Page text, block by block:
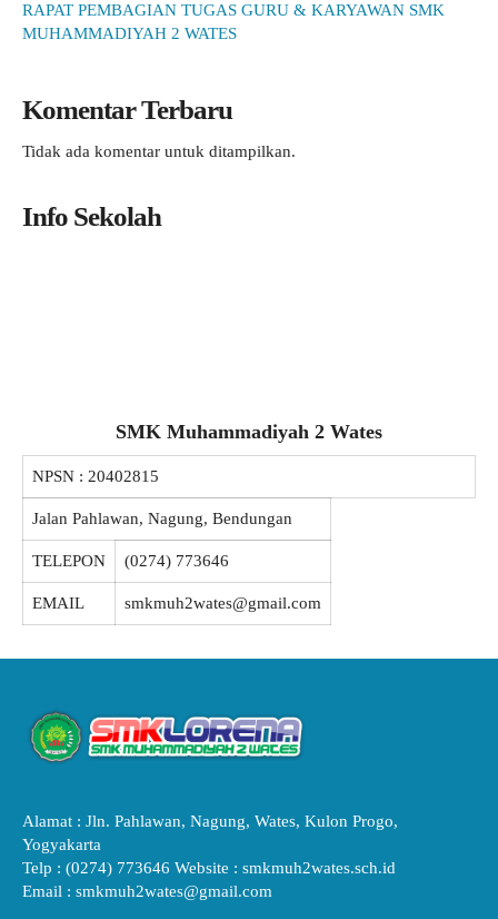
RAPAT PEMBAGIAN TUGAS GURU & KARYAWAN SMK
MUHAMMADIYAH 2 WATES
Komentar Terbaru
Tidak ada komentar untuk ditampilkan.
Info Sekolah
SMK Muhammadiyah 2 Wates
NPSN : 20402815
Jalan Pahlawan, Nagung, Bendungan
TELEPON (0274) 773646
EMAIL smkmuh2wates@gmail.com
Alamat : Jln. Pahlawan, Nagung, Wates, Kulon Progo,
Yogyakarta
Telp : (0274) 773646 Website : smkmuh2wates.sch.id
Email : smkmuh2wates@gmail.com